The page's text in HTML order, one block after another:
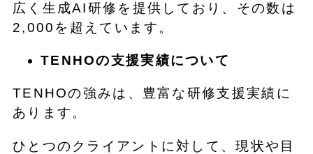
広く生成AI研修を提供しており、その数は
2,000を超えています。
TENHOの支援実績について
TENHOの強みは、豊富な研修支援実績に
あります。
ひとつのクライアントに対して、現状や目